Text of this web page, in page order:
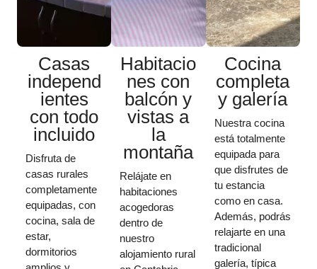
Casas
independ
ientes
con todo
incluido
Disfruta de
casas rurales
completamente
equipadas, con
cocina, sala de
estar,
dormitorios
Habitacio
nes con
balcón y
vistas a
la
montaña
Relájate en
habitaciones
acogedoras
dentro de
nuestro
alojamiento rural
Cocina
completa
y galería
Nuestra cocina
está totalmente
equipada para
que disfrutes de
tu estancia
como en casa.
Además, podrás
relajarte en una
tradicional
galería, típica